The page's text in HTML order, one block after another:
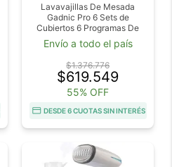
Lavavajillas De Mesada
Gadnic Pro 6 Sets de
Cubiertos 6 Programas De
Lavado Secado Con Aire
Caliente
Envío a todo el país
$1.376.776
$619.549
55% OFF
DESDE 6 CUOTAS SIN INTERÉS